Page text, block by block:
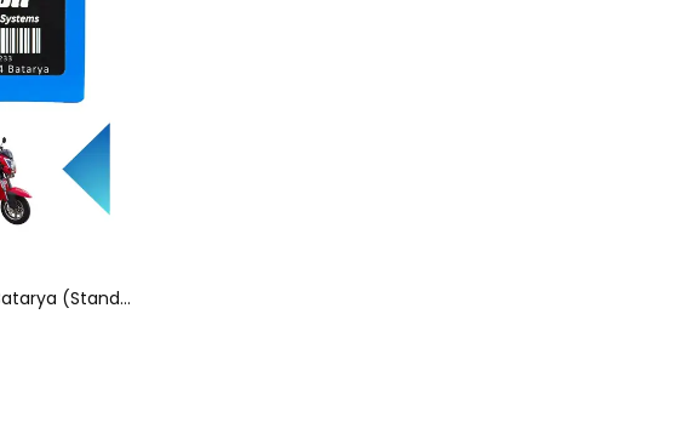
Motolux Fayton 7700 X Batarya (Standart Kapasite) LiFePO4 60V 30Ah Elektrikli Motosiklet Bataryası